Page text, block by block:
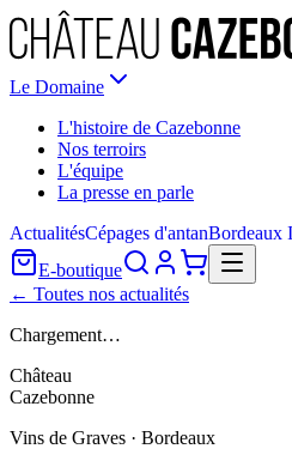
Le Domaine
L'histoire de Cazebonne
Nos terroirs
L'équipe
La presse en parle
ActualitésCépages d'antanBordeaux
E-boutique
← Toutes nos actualités
Chargement…
Château
Cazebonne
Vins de Graves · Bordeaux